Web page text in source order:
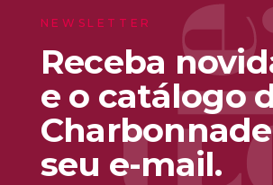
NEWSLETTER
Receba
e o catálogo
seu e-mail.